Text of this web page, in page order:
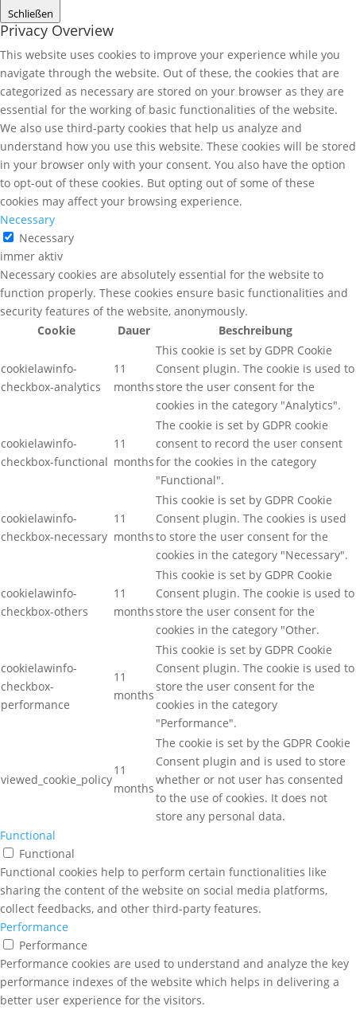
Schließen
Privacy Overview
This website uses cookies to improve your experience while you
navigate through the website. Out of these, the cookies that are
categorized as necessary are stored on your browser as they are
essential for the working of basic functionalities of the website.
We also use third-party cookies that help us analyze and
understand how you use this website. These cookies will be stored
in your browser only with your consent. You also have the option
to opt-out of these cookies. But opting out of some of these
cookies may affect your browsing experience.
Necessary
Necessary
immer aktiv
Necessary cookies are absolutely essential for the website to
function properly. These cookies ensure basic functionalities and
security features of the website, anonymously.
Cookie
Dauer Beschreibung
cookielawinfo-
checkbox-analytics
11
months
This cookie is set by GDPR Cookie
Consent plugin. The cookie is used to
store the user consent for the
cookies in the category "Analytics".
cookielawinfo-
checkbox-functional
11
months
The cookie is set by GDPR cookie
consent to record the user consent
for the cookies in the category
"Functional".
cookielawinfo-
checkbox-necessary
11
months
This cookie is set by GDPR Cookie
Consent plugin. The cookies is used
to store the user consent for the
cookies in the category "Necessary".
cookielawinfo-
checkbox-others
11
months
This cookie is set by GDPR Cookie
Consent plugin. The cookie is used to
store the user consent for the
cookies in the category "Other.
cookielawinfo-
checkbox-
performance
11
months
This cookie is set by GDPR Cookie
Consent plugin. The cookie is used to
store the user consent for the
cookies in the category
"Performance".
viewed_cookie_policy
11
months
The cookie is set by the GDPR Cookie
Consent plugin and is used to store
whether or not user has consented
to the use of cookies. It does not
store any personal data.
Functional
Functional
Functional cookies help to perform certain functionalities like
sharing the content of the website on social media platforms,
collect feedbacks, and other third-party features.
Performance
Performance
Performance cookies are used to understand and analyze the key
performance indexes of the website which helps in delivering a
better user experience for the visitors.